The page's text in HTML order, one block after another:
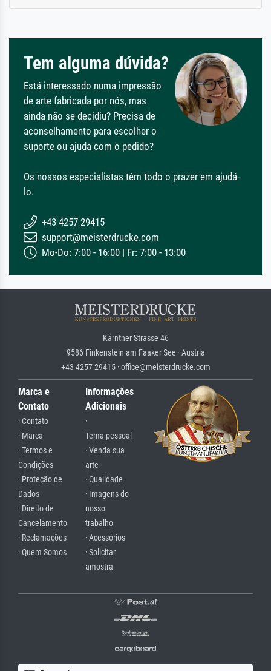
Tem alguma dúvida?
Está interessado numa impressão
de arte fabricada por nós, mas
ainda não se decidiu? Precisa de
aconselhamento para escolher o
suporte ou ajuda com o pedido?
Os nossos especialistas têm todo o prazer em ajudá-
lo.
+43 4257 29415
support@meisterdrucke.com
Mo-Do: 7:00 - 16:00 | Fr: 7:00 - 13:00
Kärntner Strasse 46
9586 Finkenstein am Faaker See · Austria
+43 4257 29415 · office@meisterdrucke.com
Marca e
Contato
· Contato
· Marca
· Termos e
Condições
· Proteção de
Dados
· Direito de
Cancelamento
· Reclamações
· Quem Somos
Informações
Adicionais
·
Tema pessoal
· Venda sua
arte
· Qualidade
· Imagens do
nosso
trabalho
· Acessórios
· Solicitar
amostra